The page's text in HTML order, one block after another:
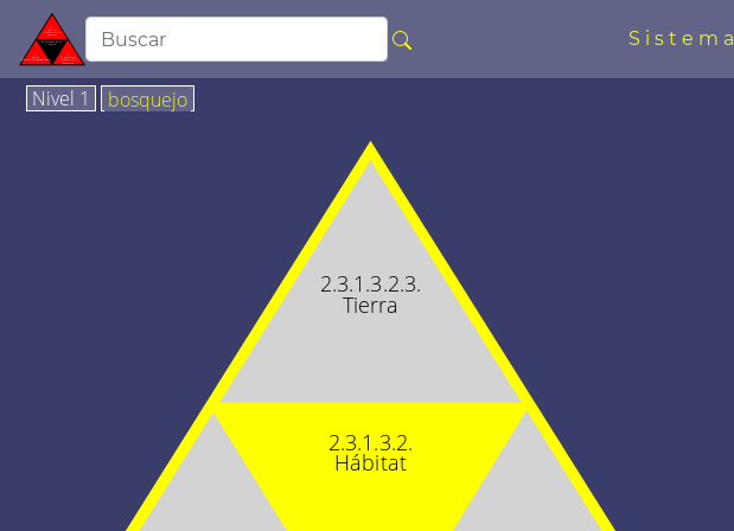
Sistema
Nivel 1 bosquejo
2.3.1.3.2.
Hábitat
2.3.1.3.2.3.
Tierra